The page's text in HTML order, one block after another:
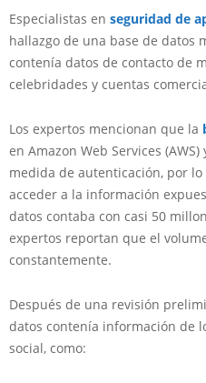
Especialistas en seguridad de
hallazgo de una base de datos
contenía datos de contacto de
celebridades y cuentas
Los expertos mencionan que la
en Amazon Web Services
medida de autenticación, por
acceder a la información
datos contaba con casi 50
expertos reportan que el
constantemente.
Después de una revisión
datos contenía información de
social, como: